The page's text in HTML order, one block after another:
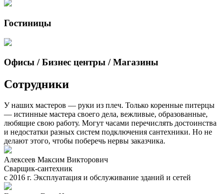
Гостиницы
Офисы / Бизнес центры / Магазины
Сотрудники
У наших мастеров — руки из плеч. Только коренные питерцы
— истинные мастера своего дела, вежливые, образованные,
любящие свою работу. Могут часами перечислять достоинства
и недостатки разных систем подключения сантехники. Но не
делают этого, чтобы поберечь нервы заказчика.
Алексеев Максим Викторович
Сварщик-сантехник
с 2016 г. Эксплуатация и обслуживание зданий и сетей